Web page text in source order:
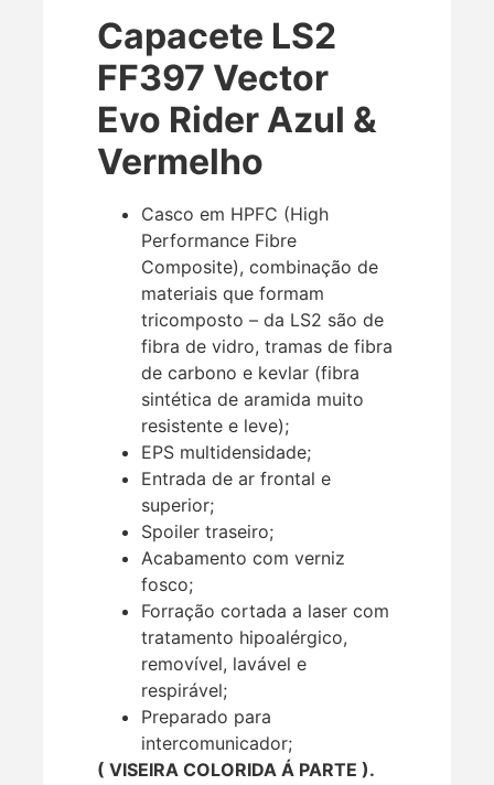
Capacete LS2
FF397 Vector
Evo Rider Azul &
Vermelho
Casco em HPFC (High
Performance Fibre
Composite), combinação de
materiais que formam
tricomposto – da LS2 são de
fibra de vidro, tramas de fibra
de carbono e kevlar (fibra
sintética de aramida muito
resistente e leve);
EPS multidensidade;
Entrada de ar frontal e
superior;
Spoiler traseiro;
Acabamento com verniz
fosco;
Forração cortada a laser com
tratamento hipoalérgico,
removível, lavável e
respirável;
Preparado para
intercomunicador;
( VISEIRA COLORIDA Á PARTE ).